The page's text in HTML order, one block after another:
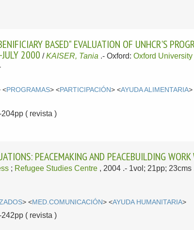
BASED" EVALUATION OF UNHCR'S
JULY 2000 /KAISER, Tania .-Oxford:Oxford
<PROGRAMAS> <PARTICIPACIÓN> <AYUDA ALIMENTARIA>
( revista )
PEACEMAKING AND PEACEBUILDING
; Refugee Studies Centre , 2004 .- 1vol; 21pp;
> <MED.COMUNICACIÓN> <AYUDA HUMANITARIA>
( revista )